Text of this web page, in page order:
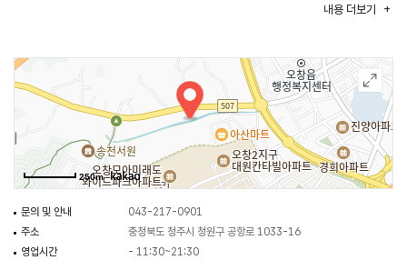
내용 더보기
250m
문의 및 안내
043-217-0901
주소
충청북도 청주시 청원구 공항로 1033-16
영업시간
- 11:30~21:30